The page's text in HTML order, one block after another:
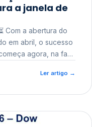
a janela de
em abril, o sucesso
agora, na fase
Ler artigo →